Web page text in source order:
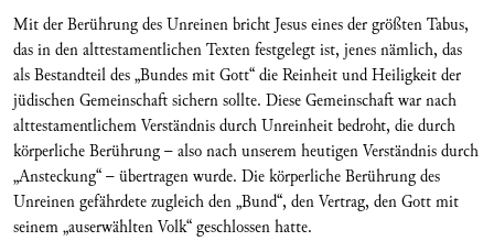
Mit der Berührung des Unreinen bricht Jesus eines der größten Tabus,
das in den alttestamentlichen Texten festgelegt ist, jenes nämlich, das
als Bestandteil des „Bundes mit Gott“ die Reinheit und Heiligkeit der
jüdischen Gemeinschaft sichern sollte. Diese Gemeinschaft war nach
alttestamentlichem Verständnis durch Unreinheit bedroht, die durch
körperliche Berührung – also nach unserem heutigen Verständnis durch
„Ansteckung“ – übertragen wurde. Die körperliche Berührung des
Unreinen gefährdete zugleich den „Bund“, den Vertrag, den Gott mit
seinem „auserwählten Volk“ geschlossen hatte.